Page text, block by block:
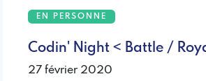
EN PERSONNE
Codin' Night < Battle /
27 février 2020